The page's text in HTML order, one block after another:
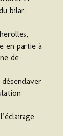
bilan
en partie à
de